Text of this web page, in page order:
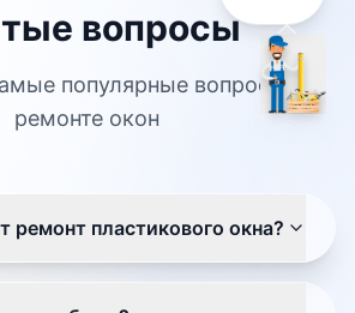
вопросы
популярные вопросы о
ремонте окон
ремонт пластикового окна?